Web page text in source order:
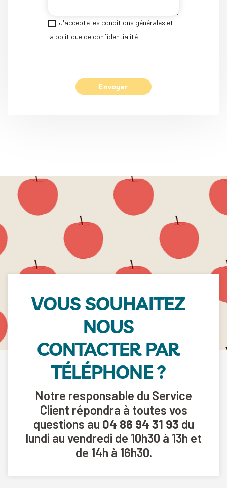
J'accepte les conditions générales et
la politique de confidentialité
VOUS SOUHAITEZ
NOUS
CONTACTER PAR
TÉLÉPHONE ?
Notre responsable du Service
Client répondra à toutes vos
questions au 04 86 94 31 93 du
lundi au vendredi de 10h30 à 13h et
de 14h à 16h30.